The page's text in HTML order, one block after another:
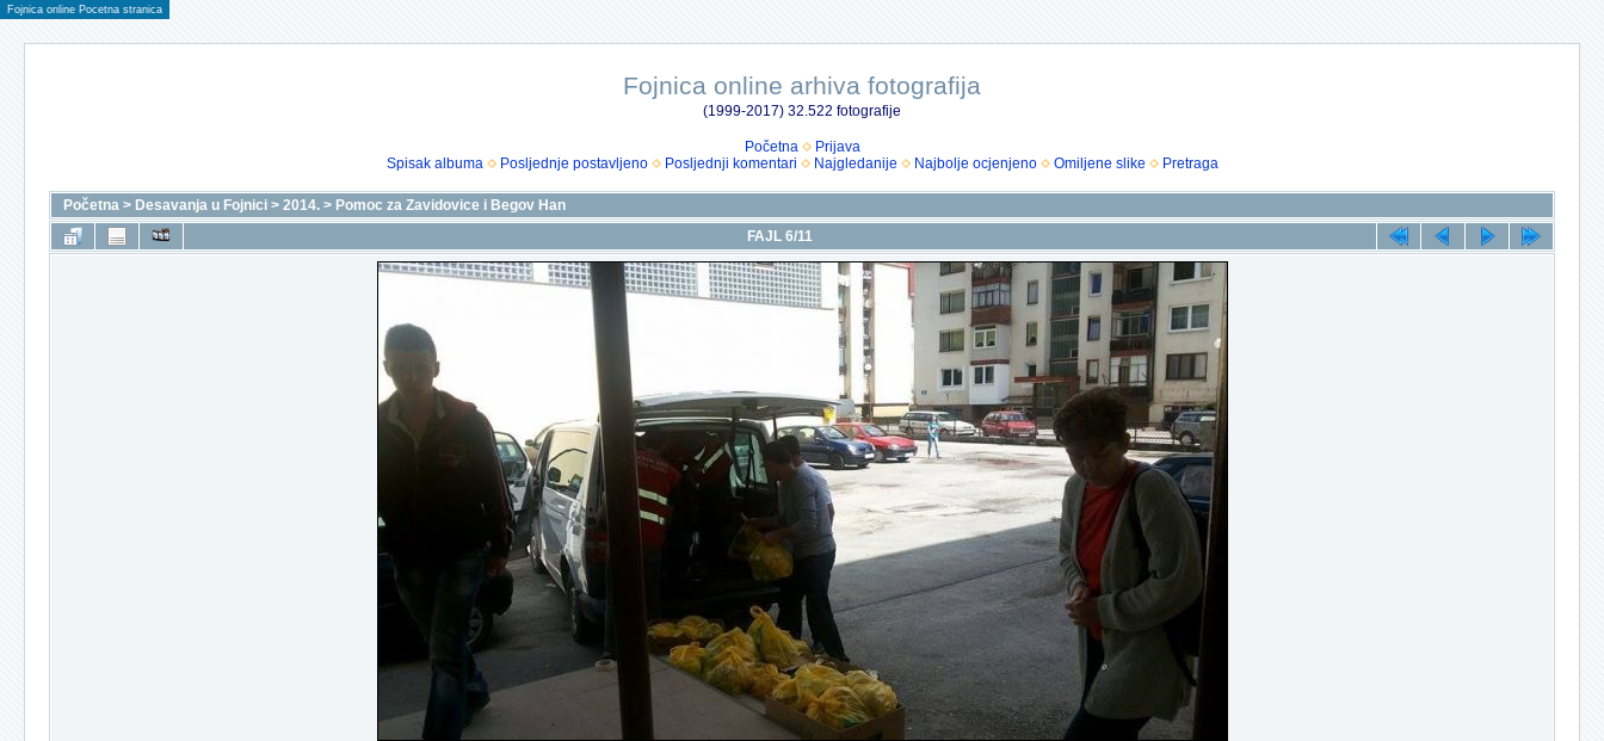
Fojnica online Pocetna stranica
Fojnica online arhiva fotografija
(1999-2017) 32.522 fotografije
Početna
Prijava
Spisak albuma
Posljednje postavljeno Posljednji komentari Najgledanije Najbolje ocjenjeno Omiljene slike Pretraga
Početna > Desavanja u Fojnici > 2014. > Pomoc za Zavidovice i Begov Han
FAJL 6/11